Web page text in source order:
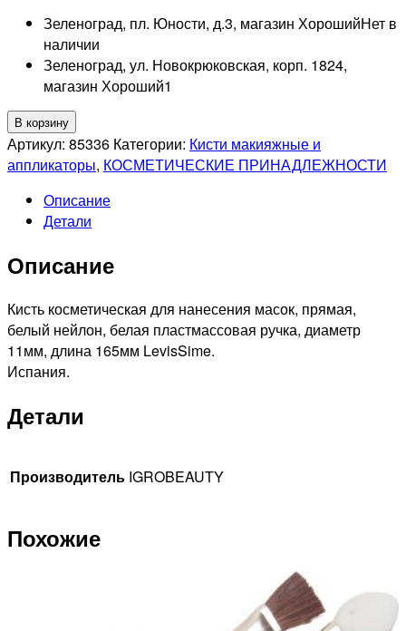
Зеленоград, пл. Юности, д.3, магазин ХорошийНет в
наличии
Зеленоград, ул. Новокрюковская, корп. 1824,
магазин Хороший1
Количество
товара
Кисть
для
нанесения
В корзину
Артикул: 85336 Категории: Кисти макияжные и
аппликаторы, КОСМЕТИЧЕСКИЕ ПРИНАДЛЕЖНОСТИ
Описание
Детали
Описание
Кисть косметическая для нанесения масок, прямая,
белый нейлон, белая пластмассовая ручка, диаметр
11мм, длина 165мм LevisSime.
Испания.
Детали
Производитель IGROBEAUTY
Похожие